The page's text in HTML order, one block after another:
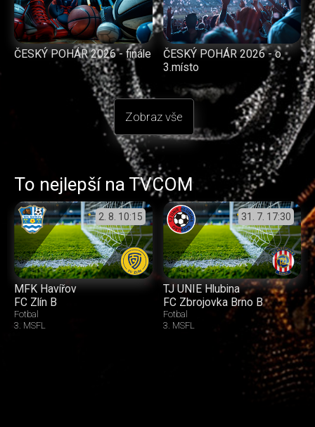
ČESKÝ POHÁR 2026 - finále
ČESKÝ POHÁR 2026 - o
3.místo
Zobraz vše
To nejlepší na TVCOM
2. 8. 10:15
MFK Havířov
FC Zlín B
Fotbal
3. MSFL
31. 7. 17:30
TJ UNIE Hlubina
FC Zbrojovka Brno B
Fotbal
3. MSFL